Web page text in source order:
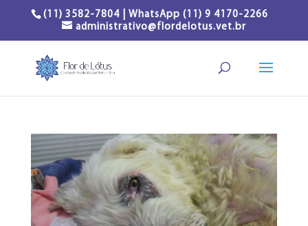
(11) 3582-7804 | WhatsApp (11) 9 4170-2266
administrativo@flordelotus.vet.br